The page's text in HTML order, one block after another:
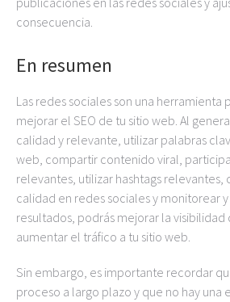
consecuencia.
En resumen
Las redes sociales son una herramienta
mejorar el SEO de tu sitio web. Al
calidad y relevante, utilizar palabras
web, compartir contenido viral,
relevantes, utilizar hashtags relevantes,
calidad en redes sociales y monitorear
resultados, podrás mejorar la visibilidad
aumentar el tráfico a tu sitio web.
Sin embargo, es importante recordar
proceso a largo plazo y que no hay una